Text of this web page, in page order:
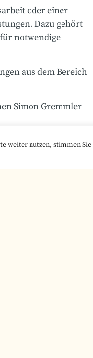
weiter nutzen, stimmen Sie
oder einer
Dazu gehört
notwendige
aus dem Bereich
Simon Gremmler